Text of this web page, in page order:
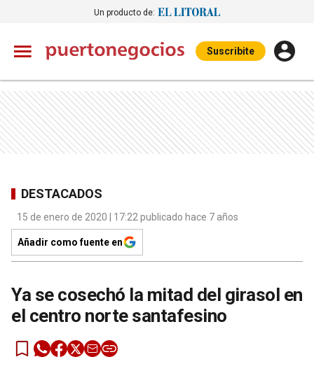
Un producto de:
Suscribite
DESTACADOS
15 de enero de 2020 | 17:22 publicado hace 7 años
Añadir como fuente en
Ya se cosechó la mitad del girasol en
el centro norte santafesino